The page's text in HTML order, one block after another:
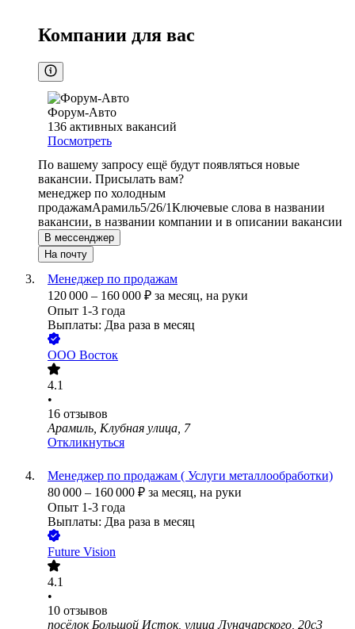
Компании для вас
Форум-Авто
136 активных вакансий
Посмотреть
По вашему запросу ещё будут появляться новые
вакансии. Присылать вам?
менеджер по холодным
продажамАрамиль5/26/1Ключевые слова в названии
вакансии, в названии компании и в описании вакансии
В мессенджер
На почту
Менеджер по продажам
120 000 – 160 000 ₽ за месяц, на руки
Опыт 1-3 года
Выплаты: Два раза в месяц
ООО Восток
4.1
•
16 отзывов
Арамиль, Клубная улица, 7
Откликнуться
Менеджер по продажам ( Услуги металлообработки)
80 000 – 160 000 ₽ за месяц, на руки
Опыт 1-3 года
Выплаты: Два раза в месяц
Future Vision
4.1
•
10 отзывов
посёлок Большой Исток, улица Луначарского, 20с3